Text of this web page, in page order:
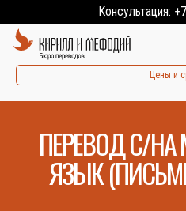
Консультация:
Цены и
ПЕРЕВОД С/
ЯЗЫК